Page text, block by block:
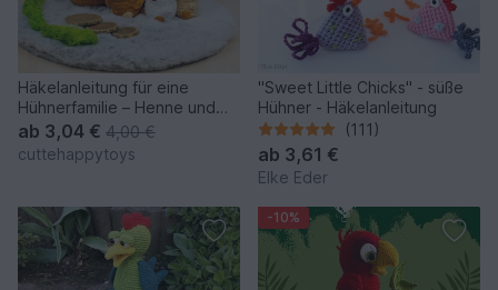
Häkelanleitung für eine
Hühnerfamilie – Henne und
Küken aus Chenillegarn
ab 3,04 € 4,00 €
cuttehappytoys
"Sweet Little Chicks" - süße
Hühner - Häkelanleitung
(111)
ab 3,61 €
Elke Eder
-10%